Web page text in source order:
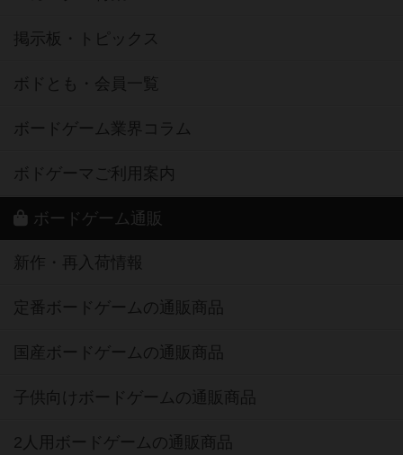
掲示板・トピックス
ボドとも・会員一覧
ボードゲーム業界コラム
ボドゲーマご利用案内
ボードゲーム通販
新作・再入荷情報
定番ボードゲームの通販商品
国産ボードゲームの通販商品
子供向けボードゲームの通販商品
2人用ボードゲームの通販商品